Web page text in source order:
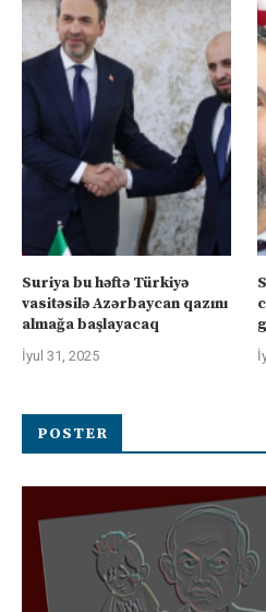
Suriya bu həftə Türkiyə
vasitəsilə Azərbaycan qazını
almağa başlayacaq
İyul 31, 2025
POSTER